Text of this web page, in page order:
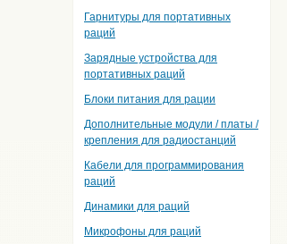
Гарнитуры для портативных
раций
Зарядные устройства для
портативных раций
Блоки питания для рации
Дополнительные модули / платы /
крепления для радиостанций
Кабели для программирования
раций
Динамики для раций
Микрофоны для раций